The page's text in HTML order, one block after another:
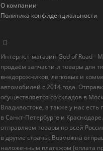
О компании
Политика конфиденциальности
Интернет-магазин God of Road -
продаём запчасти и товары для
внедорожников, легковых и
автомобилей с 2014 года.
осуществляется со складов в
Владивостоке, а также у нас есть
в Санкт-Петербурге и
отправляем товары по всей
в другие страны. Возможна
наложенным платежом (оплата